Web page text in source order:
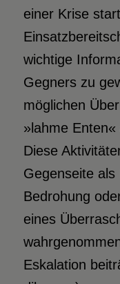
einer Krise
wichtige
Gegners zu
möglichen
»lahme
Diese
Gegenseite
Bedrohung
eines
Eskalation